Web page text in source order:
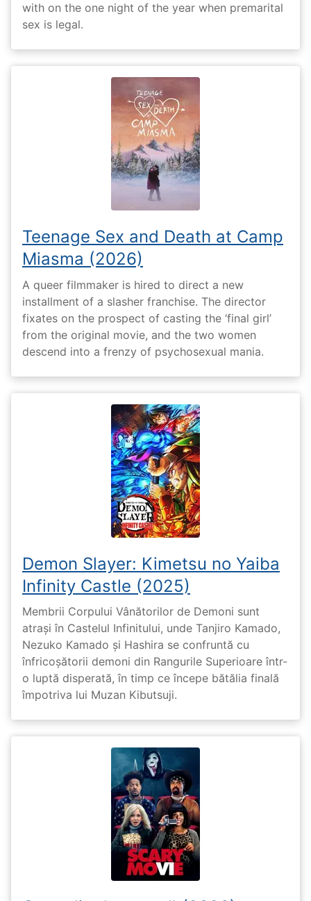
with on the one night of the year when premarital
sex is legal.
Teenage Sex and Death at Camp
Miasma (2026)
A queer filmmaker is hired to direct a new
installment of a slasher franchise. The director
fixates on the prospect of casting the ‘final girl’
from the original movie, and the two women
descend into a frenzy of psychosexual mania.
Demon Slayer: Kimetsu no Yaiba
Infinity Castle (2025)
Membrii Corpului Vânătorilor de Demoni sunt
atrași în Castelul Infinitului, unde Tanjiro Kamado,
Nezuko Kamado și Hashira se confruntă cu
înfricoșătorii demoni din Rangurile Superioare într-
o luptă disperată, în timp ce începe bătălia finală
împotriva lui Muzan Kibutsuji.